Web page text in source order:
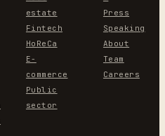
estate
Fintech
HoReCa
E-
commerce
Public
sector
Press
Speaking
About
Team
Careers